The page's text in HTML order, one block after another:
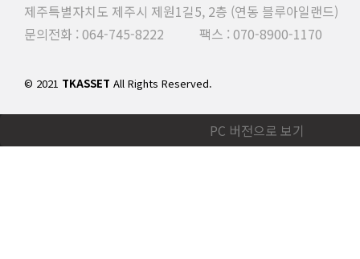
제주특별자치도 제주시 제원1길5, 2층 (연동 블루아일랜드)
문의전화 : 064-745-8222 팩스 : 070-8900-1170
© 2021 TKASSET All Rights Reserved.
PC 버전으로 보기